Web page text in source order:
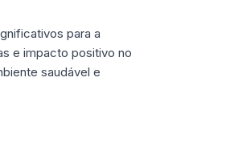
para a
e impacto positivo no
saudável e